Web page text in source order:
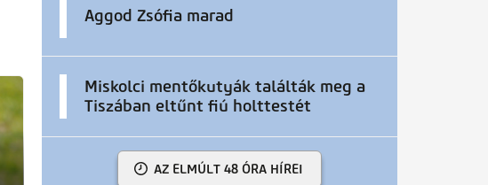
Aggod Zsófia marad
Miskolci mentőkutyák találták meg a
Tiszában eltűnt fiú holttestét
AZ ELMÚLT 48 ÓRA HÍREI